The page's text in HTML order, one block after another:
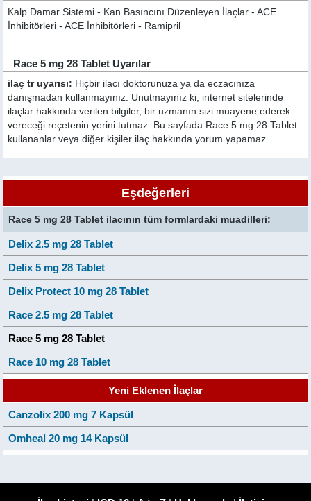
Kalp Damar Sistemi - Kan Basıncını Düzenleyen İlaçlar - ACE
İnhibitörleri - ACE İnhibitörleri - Ramipril
Race 5 mg 28 Tablet Uyarılar
ilaç tr uyarısı: Hiçbir ilacı doktorunuza ya da eczacınıza
danışmadan kullanmayınız. Unutmayınız ki, internet sitelerinde
ilaçlar hakkında verilen bilgiler, bir uzmanın sizi muayene ederek
vereceği reçetenin yerini tutmaz. Bu sayfada Race 5 mg 28 Tablet
kullananlar veya diğer kişiler ilaç hakkında yorum yapamaz.
Eşdeğerleri
Race 5 mg 28 Tablet ilacının tüm formlardaki muadilleri:
Delix 2.5 mg 28 Tablet
Delix 5 mg 28 Tablet
Delix Protect 10 mg 28 Tablet
Race 2.5 mg 28 Tablet
Race 5 mg 28 Tablet
Race 10 mg 28 Tablet
Yeni Eklenen İlaçlar
Canzolix 200 mg 7 Kapsül
Omheal 20 mg 14 Kapsül